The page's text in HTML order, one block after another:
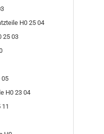
H0 25 04
25 03
05
H0 23 04
11